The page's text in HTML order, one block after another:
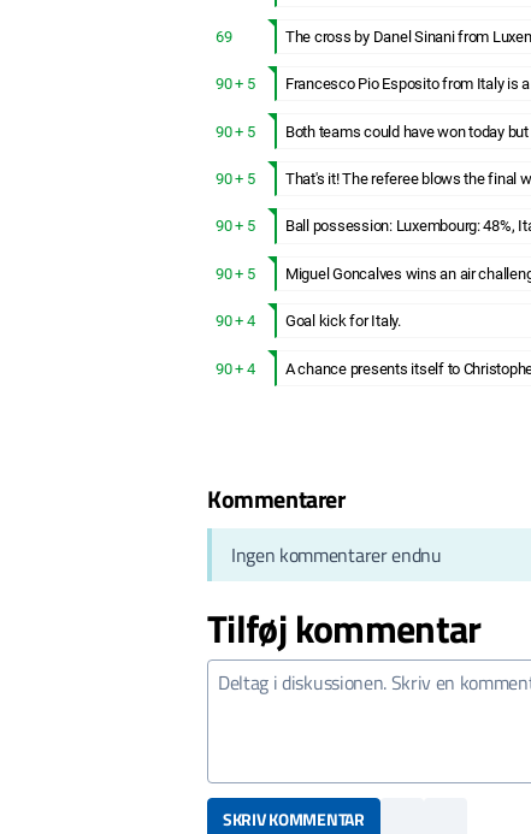
69 The cross by Danel Sinani from
90 + 5 Francesco Pio Esposito from Italy is
90 + 5 Both teams could have won today
90 + 5 That's it! The referee blows the final
90 + 5 Ball possession: Luxembourg: 48%,
90 + 5 Miguel Goncalves wins an air
90 + 4 Goal kick for Italy.
90 + 4 A chance presents itself to
Kommentarer
Ingen kommentarer endnu
Tilføj kommentar
SKRIV KOMMENTAR